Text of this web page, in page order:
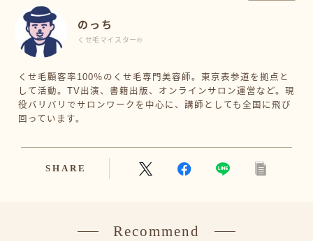
のっち
くせ毛マイスター®️
くせ毛顧客率100％のくせ毛専門美容師。東京表参道を拠点と
して活動。TV出演、書籍出版、オンラインサロン運営など。現
役バリバリでサロンワークを中心に、講師としても全国に飛び
回っています。
SHARE
Recommend